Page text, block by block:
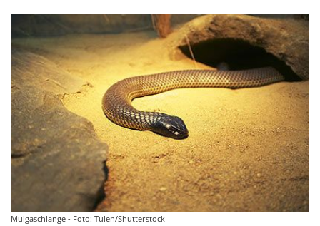
Mulgaschlange - Foto: Tulen/Shutterstock